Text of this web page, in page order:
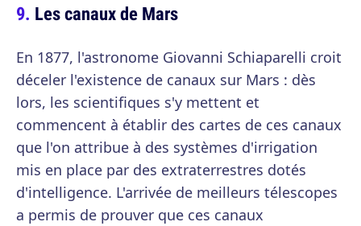
Les canaux de Mars
En 1877, l'astronome Giovanni Schiaparelli croit
déceler l'existence de canaux sur Mars : dès
lors, les scientifiques s'y mettent et
commencent à établir des cartes de ces canaux
que l'on attribue à des systèmes d'irrigation
mis en place par des extraterrestres dotés
d'intelligence. L'arrivée de meilleurs télescopes
a permis de prouver que ces canaux